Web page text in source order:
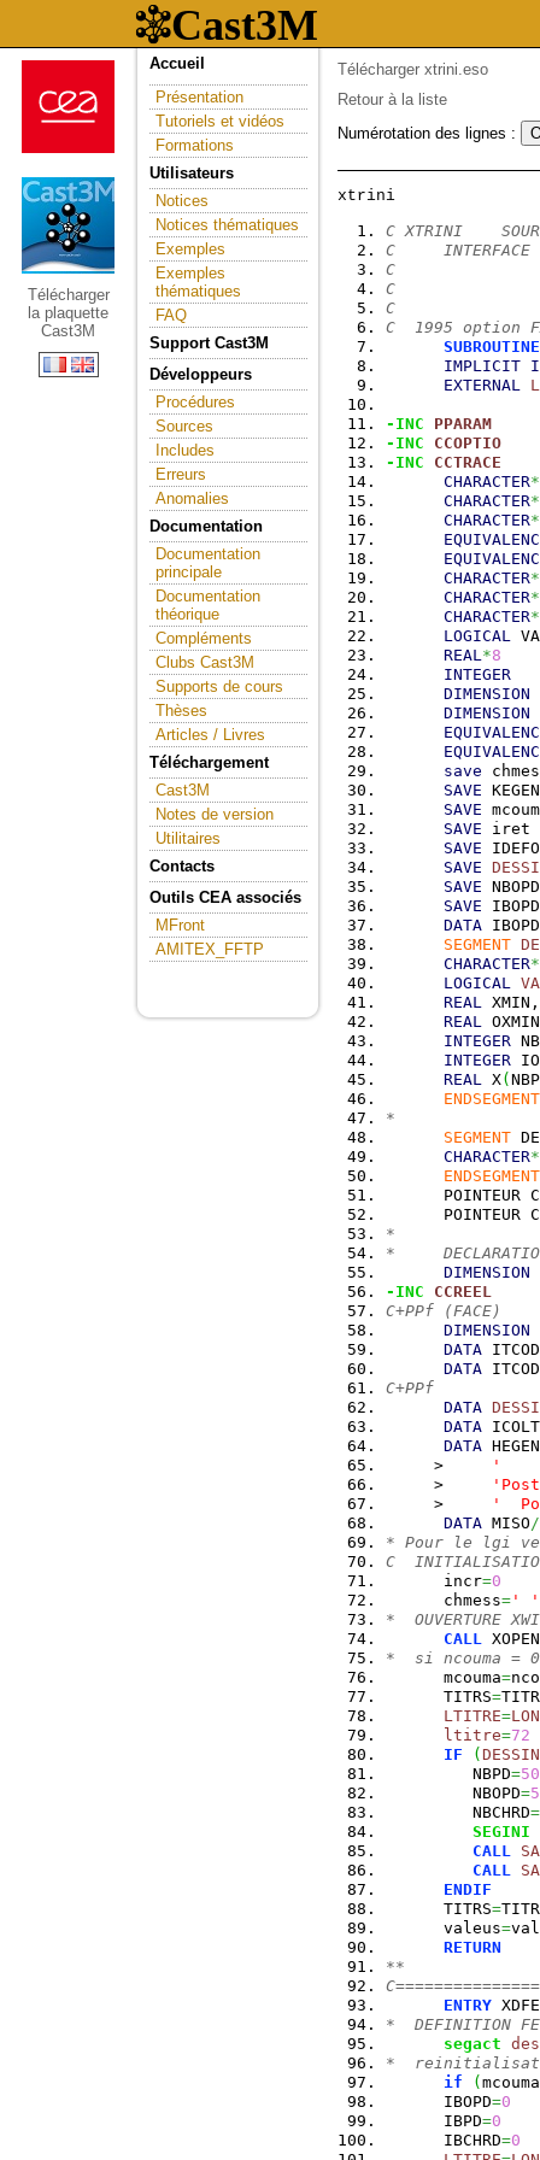
Télécharger
la plaquette
Cast3M
Accueil
Présentation
Tutoriels et vidéos
Formations
Utilisateurs
Notices
Notices thématiques
Exemples
Exemples
thématiques
FAQ
Support Cast3M
Développeurs
Procédures
Sources
Includes
Erreurs
Anomalies
Documentation
Documentation
principale
Documentation
théorique
Compléments
Clubs Cast3M
Supports de cours
Thèses
Articles / Livres
Téléchargement
Cast3M
Notes de version
Utilitaires
Contacts
Outils CEA associés
MFront
AMITEX_FFTP
Télécharger xtrini.eso
Retour à la liste
Numérotation des lignes :
C XTRINI
C     INTERFACE
C
C
C
C  1995 option
SUBROUTINE
IMPLICIT
EXTERNAL
-INC
PPARAM
-INC
CCOPTIO
-INC
CCTRACE
CHARACTER*
CHARACTER*
CHARACTER*
CHARACTER*
CHARACTER*
CHARACTER*
LOGICAL
REAL *8
INTEGER
DIMENSION
DIMENSION
save
SAVE
SAVE
SAVE iret
SAVE IDEFO
SAVE
SAVE
SAVE
DATA
SEGMENT
CHARACTER*
LOGICAL
REAL
REAL
INTEGER
INTEGER
REAL
X(
ENDSEGMENT
*
SEGMENT
CHARACTER*
ENDSEGMENT
POINTEUR
POINTEUR
*
*
DIMENSION
-INC
CCREEL
C+PPf (FACE)
DIMENSION
DATA
DATA
C+PPf
DATA
DATA ICOLT
DATA
     >
'
     >
     >
'
DATA MISO /
* Pour le lgi
C
      incr
=0
      chmess
= ' '
*  OUVERTURE
CALL
XOPEN
*  si ncouma =
      mcouma
=
      TITRS
=TITR
LTITRE=
ltitre=72
IF
(DESSIN
         NBPD
=
         NBOPD
=
         NBCHRD
=
SEGINI
CALL
CALL
ENDIF
      TITRS
=TITR
      valeus
=
RETURN
**
ENTRY
*  DEFINITION
segact
*
if
(
      IBOPD
=0
      IBPD
=0
      IBCHRD
=0